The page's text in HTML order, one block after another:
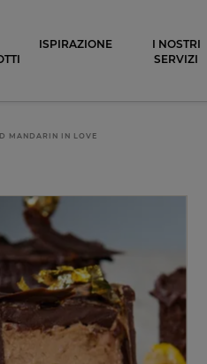
ISPIRAZIONE
I NOSTRI
SERVIZI
MANDARIN IN LOVE